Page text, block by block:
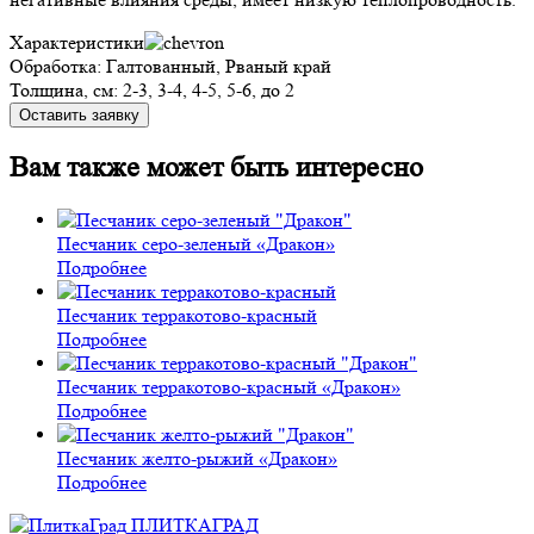
Характеристики
Обработка: Галтованный, Рваный край
Толщина, см: 2-3, 3-4, 4-5, 5-6, до 2
Оставить заявку
Вам также может быть интересно
Песчаник серо-зеленый «Дракон»
ПодробнееЭтот
товар
имеет
несколько
вариаций.
Опции
можно
выбрать
на
странице
Песчаник терракотово-красный
ПодробнееЭтот
товар
имеет
несколько
вариаций.
Опции
можно
на
Песчаник терракотово-красный «Дракон»
ПодробнееЭтот
товар
имеет
несколько
Опции
Песчаник желто-рыжий «Дракон»
Подробнее
ПЛИТКАГРАД